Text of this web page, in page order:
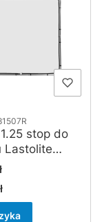
stop do
Lastolite
1.5 x 1.5 m